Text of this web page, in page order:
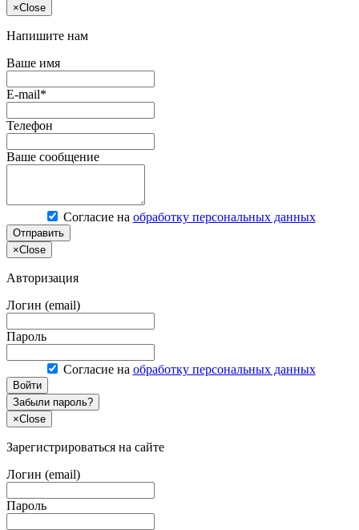
×Close
Напишите нам
Ваше имя
E-mail*
Телефон
Ваше сообщение
Согласие на обработку персональных данных
Отправить
×Close
Авторизация
Логин (email)
Пароль
Согласие на обработку персональных данных
Войти
Забыли пароль?
×Close
Зарегистрироваться на сайте
Логин (email)
Пароль